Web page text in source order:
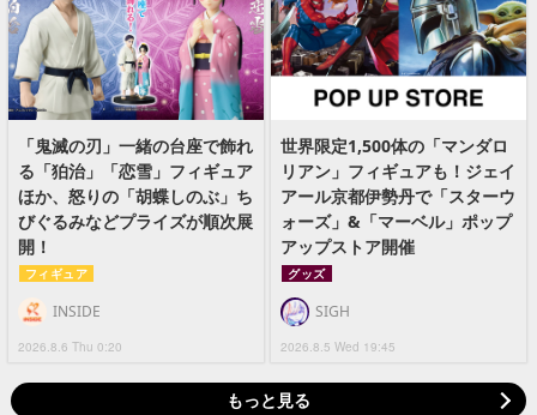
「鬼滅の刃」一緒の台座で飾れ
る「狛治」「恋雪」フィギュア
ほか、怒りの「胡蝶しのぶ」ち
びぐるみなどプライズが順次展
開！
フィギュア
2026.8.6 Thu 0:20
INSIDE
世界限定1,500体の「マンダロ
リアン」フィギュアも！ジェイ
アール京都伊勢丹で「スターウ
ォーズ」&「マーベル」ポップ
アップストア開催
グッズ
2026.8.5 Wed 19:45
SIGH
もっと見る